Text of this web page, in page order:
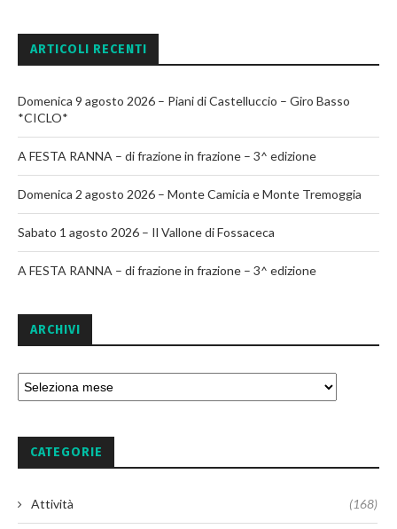
ARTICOLI RECENTI
Domenica 9 agosto 2026 – Piani di Castelluccio – Giro Basso
*CICLO*
A FESTA RANNA – di frazione in frazione – 3^ edizione
Domenica 2 agosto 2026 – Monte Camicia e Monte Tremoggia
Sabato 1 agosto 2026 – Il Vallone di Fossaceca
A FESTA RANNA – di frazione in frazione – 3^ edizione
ARCHIVI
CATEGORIE
Attività (168)